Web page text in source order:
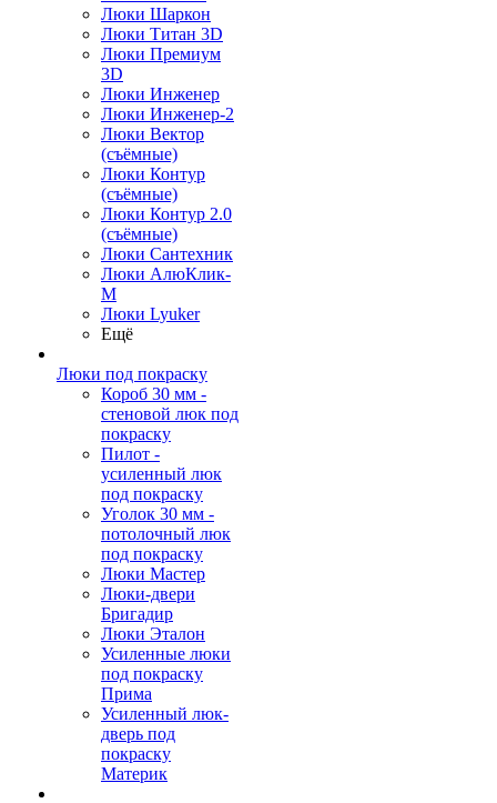
Люки Шаркон
Люки Титан 3D
Люки Премиум
3D
Люки Инженер
Люки Инженер-2
Люки Вектор
(съёмные)
Люки Контур
(съёмные)
Люки Контур 2.0
(съёмные)
Люки Сантехник
Люки АлюКлик-
М
Люки Lyuker
Ещё
Люки под покраску
Короб 30 мм -
стеновой люк под
покраску
Пилот -
усиленный люк
под покраску
Уголок 30 мм -
потолочный люк
под покраску
Люки Мастер
Люки-двери
Бригадир
Люки Эталон
Усиленные люки
под покраску
Прима
Усиленный люк-
дверь под
покраску
Материк